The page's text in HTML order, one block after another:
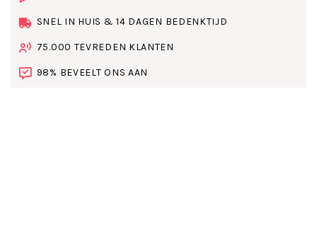
SNEL IN HUIS & 14 DAGEN BEDENKTIJD
75.000 TEVREDEN KLANTEN
98% BEVEELT ONS AAN